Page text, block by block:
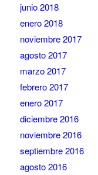
junio 2018
enero 2018
noviembre 2017
agosto 2017
marzo 2017
febrero 2017
enero 2017
diciembre 2016
noviembre 2016
septiembre 2016
agosto 2016